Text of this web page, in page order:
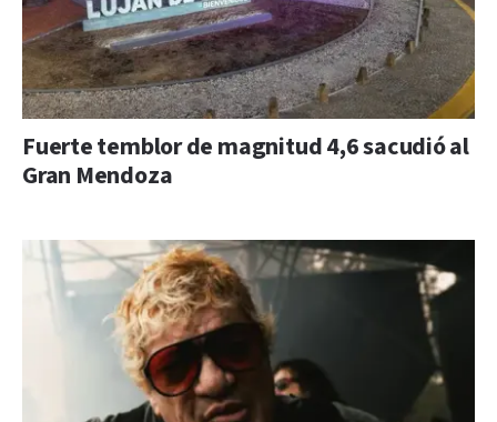
Fuerte temblor de magnitud 4,6 sacudió al
Gran Mendoza